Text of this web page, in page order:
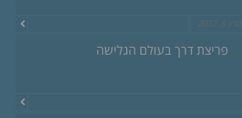
מרץ 8, 2022
פריצת דרך בעולם הגלישה